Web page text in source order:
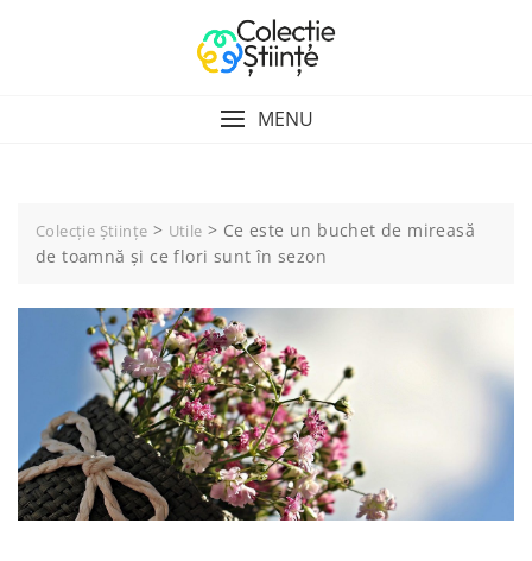
MENU
Colecție Științe > Utile > Ce este un buchet de mireasă
de toamnă și ce flori sunt în sezon